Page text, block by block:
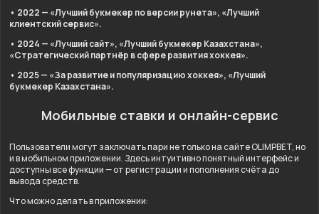
• 2022 — «Лучший букмекер по версии рунета», «Лучший
клиентский сервис».
• 2024 — «Лучший сайт», «Лучший букмекер Казахстана»,
«Стратегический партнёр в сфере развития хоккея».
• 2025 — «За развитие и популяризацию хоккея», «Лучший
букмекер Казахстана».
Мобильные ставки и онлайн-сервис
Пользователи могут заключать пари не только на сайте OLIMPBET, но
и в мобильном приложении. Здесь интуитивно понятный интерфейс и
доступны все функции — от регистрации и пополнения счёта до
вывода средств.
Что можно делать в приложении: